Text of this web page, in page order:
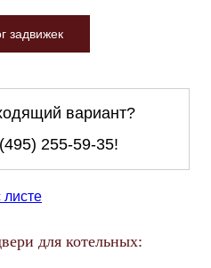
задвижек
вариант?
255-59-35!
листе
для котельных: